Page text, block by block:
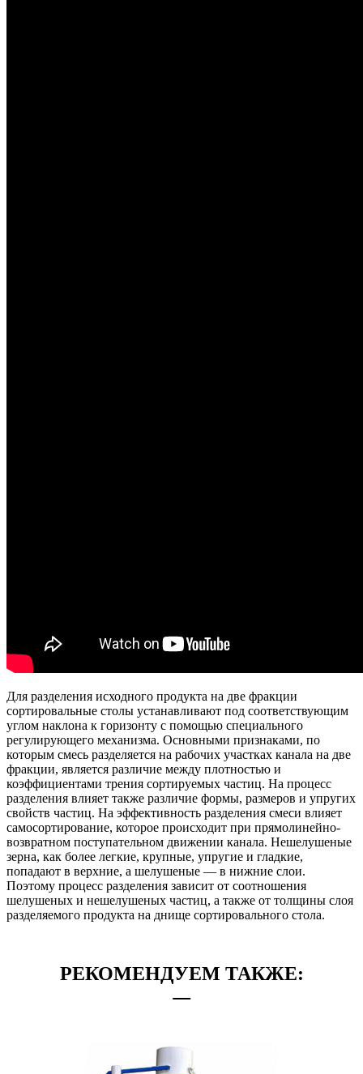
Для разделения исходного продукта на две фракции
сортировальные столы устанавливают под соответствующим
углом наклона к горизонту с помощью специального
регулирующего механизма. Основными признаками, по
которым смесь разделяется на рабочих участках канала на две
фракции, является различие между плотностью и
коэффициентами трения сортируемых частиц. На процесс
разделения влияет также различие формы, размеров и упругих
свойств частиц. На эффективность разделения смеси влияет
самосортирование, которое происходит при прямолинейно-
возвратном поступательном движении канала. Нешелушеные
зерна, как более легкие, крупные, упругие и гладкие,
попадают в верхние, а шелушеные — в нижние слои.
Поэтому процесс разделения зависит от соотношения
шелушеных и нешелушеных частиц, а также от толщины слоя
разделяемого продукта на днище сортировального стола.
РЕКОМЕНДУЕМ ТАКЖЕ: